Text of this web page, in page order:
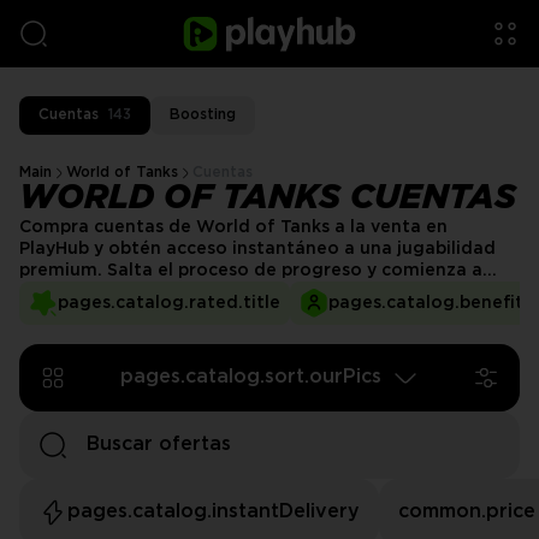
Cuentas 143 Boosting
Main World of Tanks
WORLD OF TANKS CUENTAS
pages.catalog.rated.title
Compra cuentas de World of Tanks a la venta en
PlayHub y obtén acceso instantáneo a una jugabilidad
premium. Salta el proceso de progreso y comienza a
dominar las batallas con tanques avanzados, oro y
contenido premium. PlayHub te conecta con
precios asequibles, asegurando que tu experiencia de
juego comience en la cima.
pages.catalog.sort.ourPics
pages.catalog.instantDelivery common.price